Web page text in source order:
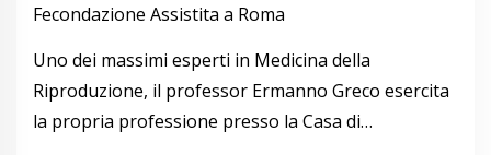
Fecondazione Assistita a Roma
Uno dei massimi esperti in Medicina della
Riproduzione, il professor Ermanno Greco esercita
la propria professione presso la Casa di…